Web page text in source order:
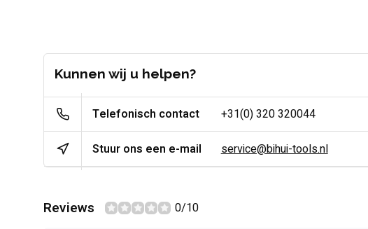
Kunnen wij u helpen?
Telefonisch contact +31(0) 320 320044
Stuur ons een e-mail service@bihui-tools.nl
Reviews 0/10